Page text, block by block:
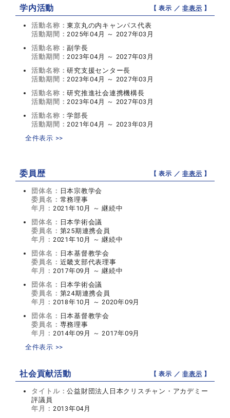
学内活動 【 表示 ／非表示 】
活動名称：東京丸の内キャンパス代表
活動期間：2025年04月 ～ 2027年03月
活動名称：副学長
活動期間：2023年04月 ～ 2027年03月
活動名称：研究支援センター長
活動期間：2023年04月 ～ 2027年03月
活動名称：研究推進社会連携機構長
活動期間：2023年04月 ～ 2027年03月
活動名称：学部長
活動期間：2021年04月 ～ 2023年03月
全件表示 >>
委員歴 【 表示 ／非表示 】
団体名： 日本宗教学会
委員名： 常務理事
年月： 2021年10月 ～ 継続中
団体名： 日本学術会議
委員名： 第25期連携会員
年月： 2021年10月 ～ 継続中
団体名： 日本基督教学会
委員名： 近畿支部代表理事
年月： 2017年09月 ～ 継続中
団体名： 日本学術会議
委員名： 第24期連携会員
年月： 2018年10月 ～ 2020年09月
団体名： 日本基督教学会
委員名： 専務理事
年月： 2014年09月 ～ 2017年09月
全件表示 >>
社会貢献活動 【 表示 ／非表示 】
タイトル：公益財団法人日本クリスチャン・アカデミー
評議員
年月： 2013年04月